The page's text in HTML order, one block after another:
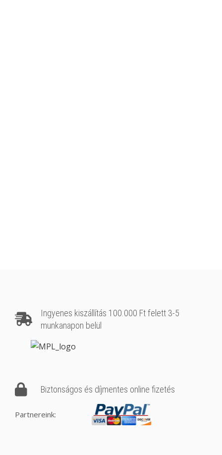
Ingyenes kiszállítás 100.000 Ft felett 3-5
munkanapon belül
Biztonságos és díjmentes online fizetés
Partnereink: